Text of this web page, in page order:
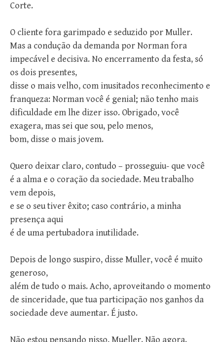
Corte.
O cliente fora garimpado e seduzido por Muller.
Mas a condução da demanda por Norman fora
impecável e decisiva. No encerramento da festa, só
os dois presentes,
disse o mais velho, com inusitados reconhecimento e
franqueza: Norman você é genial; não tenho mais
dificuldade em lhe dizer isso. Obrigado, você
exagera, mas sei que sou, pelo menos,
bom, disse o mais jovem.
Quero deixar claro, contudo – prosseguiu- que você
é a alma e o coração da sociedade. Meu trabalho
vem depois,
e se o seu tiver êxito; caso contrário, a minha
presença aqui
é de uma pertubadora inutilidade.
Depois de longo suspiro, disse Muller, você é muito
generoso,
além de tudo o mais. Acho, aproveitando o momento
de sinceridade, que tua participação nos ganhos da
sociedade deve aumentar. É justo.